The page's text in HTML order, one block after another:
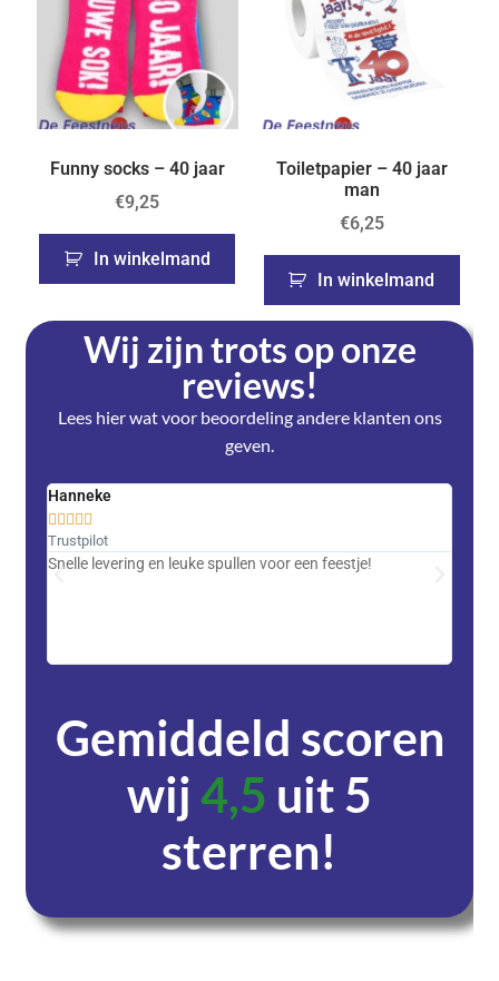
Funny socks – 40 jaar
€9,25
In winkelmand
Toiletpapier – 40 jaar
man
€6,25
In winkelmand
Wij zijn trots op onze
reviews!
Lees hier wat voor beoordeling andere klanten ons
geven.
Hanneke
    
Trustpilot
Snelle levering en leuke spullen voor een feestje!
Gemiddeld scoren
wij4,5 uit 5
sterren!